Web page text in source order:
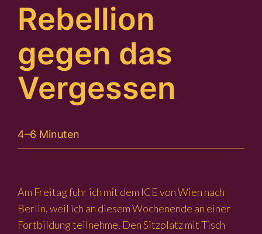
Rebellion
gegen das
Vergessen
4–6 Minuten
Am Freitag fuhr ich mit dem ICE von Wien nach
Berlin, weil ich an diesem Wochenende an einer
Fortbildung teilnehme. Den Sitzplatz mit Tisch